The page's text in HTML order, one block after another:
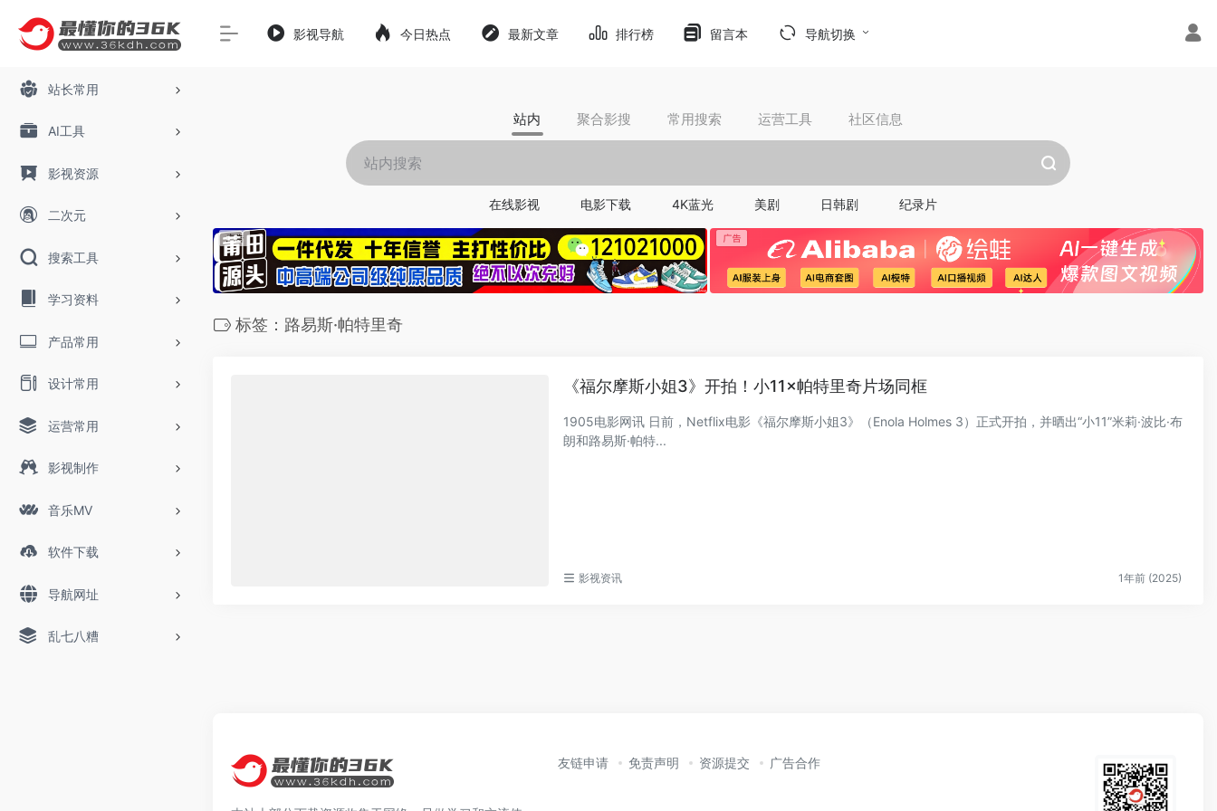
站长常用
AI工具
影视资源
二次元
搜索工具
学习资料
产品常用
设计常用
运营常用
影视制作
音乐MV
软件下载
导航网址
乱七八糟
影视导航 今日热点 最新文章 排行榜 留言本 导航切换
站内 聚合影搜 常用搜索 运营工具 社区信息
在线影视 电影下载 4K蓝光 美剧 日韩剧 纪录片
标签：路易斯·帕特里奇
《福尔摩斯小姐3》开拍！小11×帕特里奇片场同框
1905电影网讯 日前，Netflix电影《福尔摩斯小姐3》（Enola Holmes 3）正式开拍，并晒出“小11”米莉·波比·布
朗和路易斯·帕特...
影视资讯 1年前 (2025)
友链申请 免责声明 资源提交 广告合作